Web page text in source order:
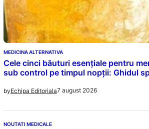
MEDICINA ALTERNATIVA
Cele cinci băuturi esențiale pentru
sub control pe timpul nopții: Ghidul
byEchipa Editoriala7 august 2026
NOUTATI MEDICALE